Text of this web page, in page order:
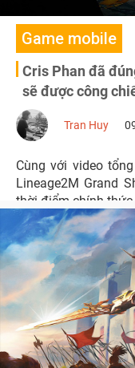
Game mobile
Cris Phan đã
sẽ được công
Tran Huy
Cùng với video
Lineage2M Grand
thời điểm chính thức